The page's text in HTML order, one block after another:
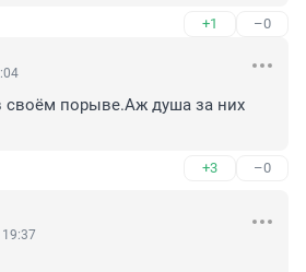
+1 –0
своём порыве.Аж душа за них
+3 –0
19:37